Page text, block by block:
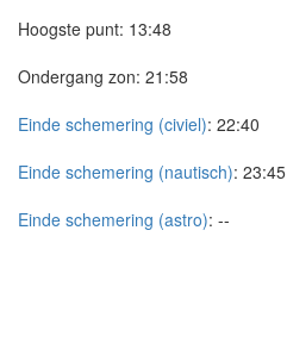
Hoogste punt: 13:48
Ondergang zon: 21:58
Einde schemering (civiel): 22:40
Einde schemering (nautisch): 23:45
Einde schemering (astro): --